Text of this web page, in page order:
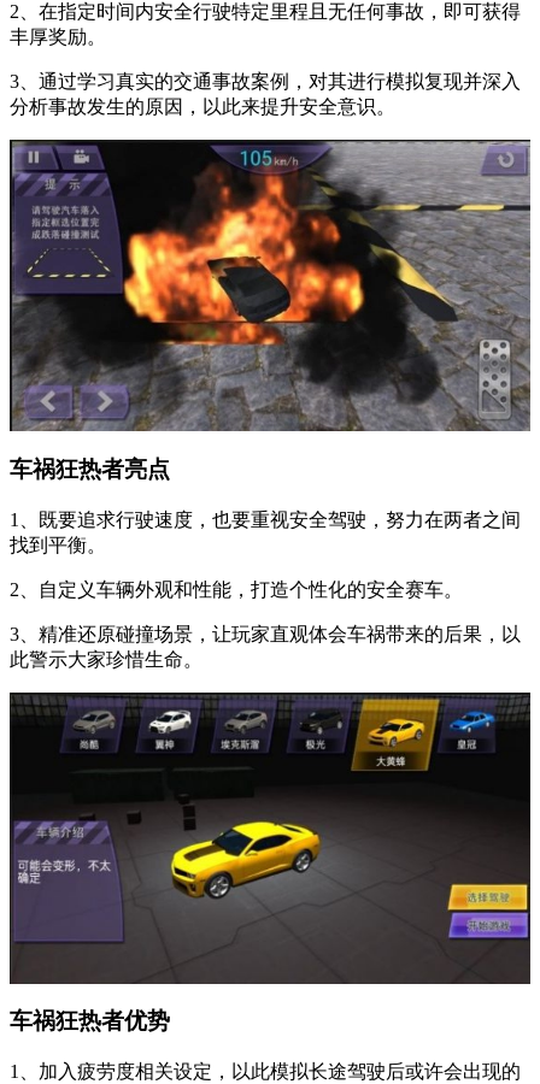
2、在指定时间内安全行驶特定里程且无任何事故，即可获得
丰厚奖励。
3、通过学习真实的交通事故案例，对其进行模拟复现并深入
分析事故发生的原因，以此来提升安全意识。
车祸狂热者亮点
1、既要追求行驶速度，也要重视安全驾驶，努力在两者之间
找到平衡。
2、自定义车辆外观和性能，打造个性化的安全赛车。
3、精准还原碰撞场景，让玩家直观体会车祸带来的后果，以
此警示大家珍惜生命。
车祸狂热者优势
1、加入疲劳度相关设定，以此模拟长途驾驶后或许会出现的